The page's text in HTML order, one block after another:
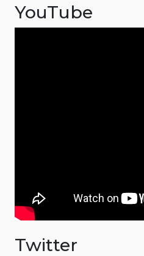
YouTube
Twitter